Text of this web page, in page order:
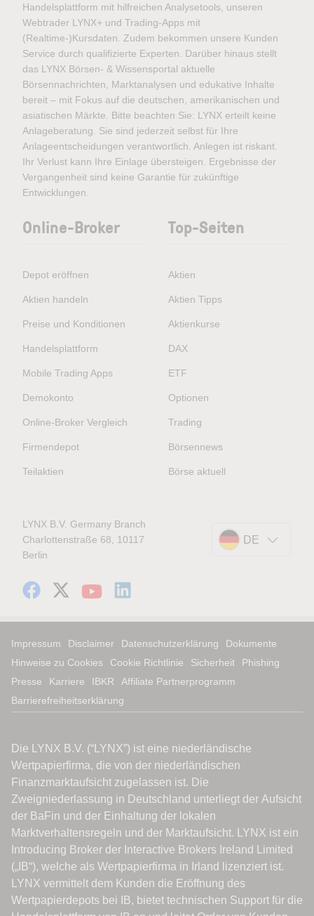
Handelsplattform mit hilfreichen Analysetools, unseren
Webtrader LYNX+ und Trading-Apps mit
(Realtime-)Kursdaten. Zudem bekommen unsere Kunden
Service durch qualifizierte Experten. Darüber hinaus stellt
das LYNX Börsen- & Wissensportal aktuelle
Börsennachrichten, Marktanalysen und edukative Inhalte
bereit – mit Fokus auf die deutschen, amerikanischen und
asiatischen Märkte. Bitte beachten Sie: LYNX erteilt keine
Anlageberatung. Sie sind jederzeit selbst für Ihre
Anlageentscheidungen verantwortlich. Anlegen ist riskant.
Ihr Verlust kann Ihre Einlage übersteigen. Ergebnisse der
Vergangenheit sind keine Garantie für zukünftige
Entwicklungen.
Online-Broker
Depot eröffnen
Aktien handeln
Preise und Konditionen
Handelsplattform
Mobile Trading Apps
Demokonto
Online-Broker Vergleich
Firmendepot
Teilaktien
Top-Seiten
Aktien
Aktien Tipps
Aktienkurse
DAX
ETF
Optionen
Trading
Börsennews
Börse aktuell
LYNX B.V. Germany Branch
Charlottenstraße 68, 10117
Berlin
DE
Impressum Disclaimer Datenschutzerklärung
Dokumente
Hinweise zu Cookies
Cookie Richtlinie Sicherheit
Phishing
Presse
Karriere IBKR
Affiliate Partnerprogramm
Barrierefreiheitserklärung